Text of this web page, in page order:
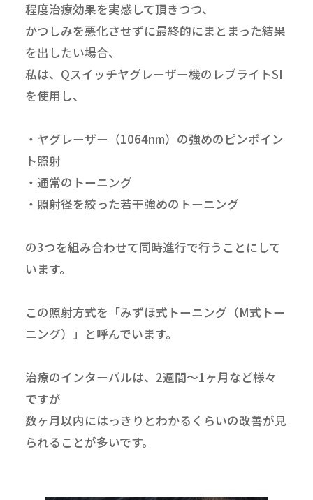
程度治療効果を実感して頂きつつ、
かつしみを悪化させずに最終的にまとまった結果
を出したい場合、
私は、Qスイッチヤグレーザー機のレブライトSI
を使用し、
・ヤグレーザー（1064nm）の強めのピンポイン
ト照射
・通常のトーニング
・照射径を絞った若干強めのトーニング
の3つを組み合わせて同時進行で行うことにして
います。
この照射方式を「みずほ式トーニング（M式トー
ニング）」と呼んでいます。
治療のインターバルは、2週間～1ヶ月など様々
ですが
数ヶ月以内にはっきりとわかるくらいの改善が見
られることが多いです。